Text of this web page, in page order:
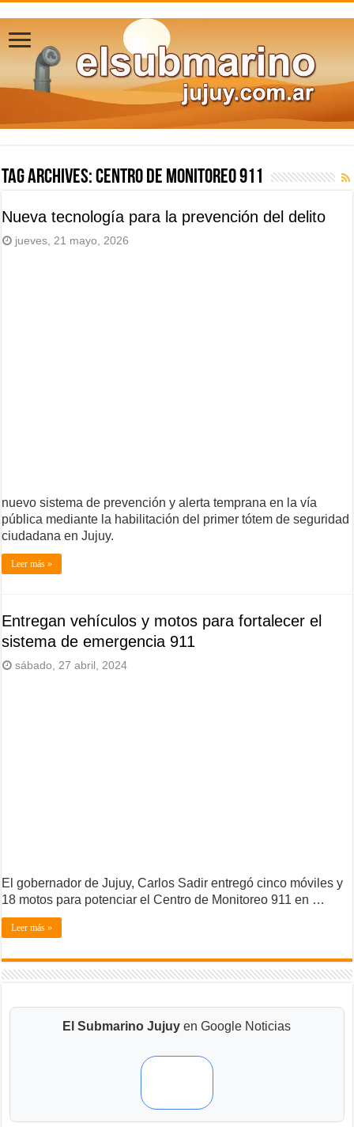
Tag Archives:Centro de Monitoreo 911
Nueva tecnología para la prevención del delito
jueves, 21 mayo, 2026
nuevo sistema de prevención y alerta temprana en la vía
pública mediante la habilitación del primer tótem de seguridad
ciudadana en Jujuy.
Leer más »
Entregan vehículos y motos para fortalecer el
sistema de emergencia 911
sábado, 27 abril, 2024
El gobernador de Jujuy, Carlos Sadir entregó cinco móviles y
18 motos para potenciar el Centro de Monitoreo 911 en …
Leer más »
El Submarino Jujuy en Google Noticias